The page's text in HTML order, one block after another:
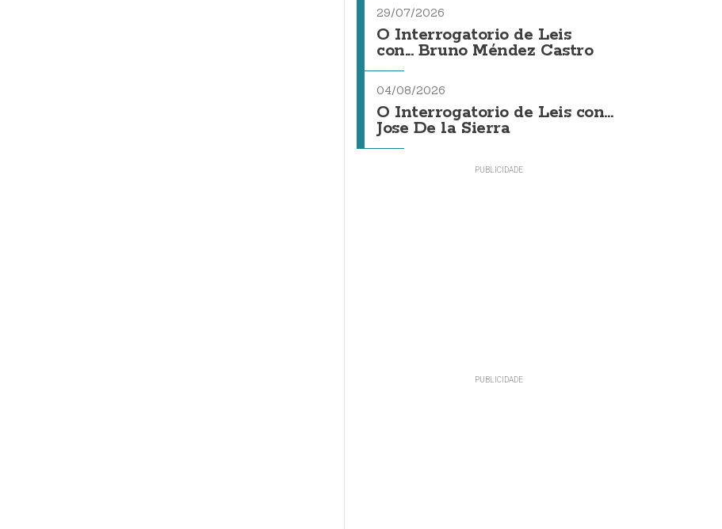
29/07/2026
O Interrogatorio de Leis
con... Bruno Méndez Castro
04/08/2026
O Interrogatorio de Leis con...
Jose De la Sierra